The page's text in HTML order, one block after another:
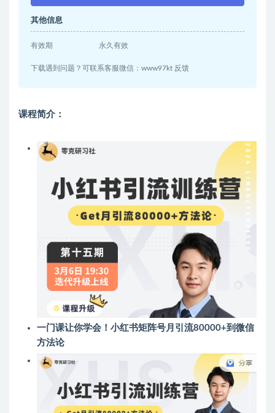
其他信息
有效期 永久有效
下载遇到问题？可联系客服微信：www97kt 反馈
课程简介：
一门课让你学会！小红书矩阵号月引流80000+到微信
方法论